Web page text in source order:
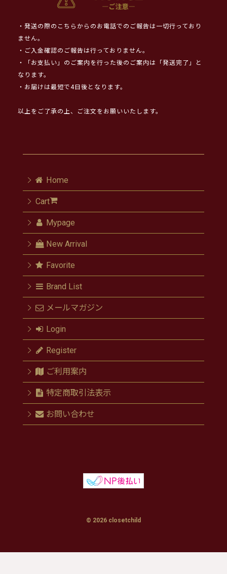
・発送の際のこちらからのお電話でのご報告は一切行っており
ません。
・ご入金確認のご報告は行っておりません。
・「お支払い」のご案内を行った後のご案内は「発送完了」と
なります。
・お届けは最短で4日後となります。
以上をご了承の上、ご注文をお願いいたします。
Home
Cart
Mypage
New Arrival
Favorite
Brand List
メールマガジン
Login
Register
ご利用案内
特定商取引法表示
お問い合わせ
© 2026 closetchild